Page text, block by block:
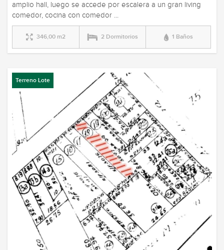
amplio hall, luego se accede por escalera a un gran living
comedor, cocina con comedor ...
346,00 m2 2 Dormitorios 1 Baños
Terreno Lote